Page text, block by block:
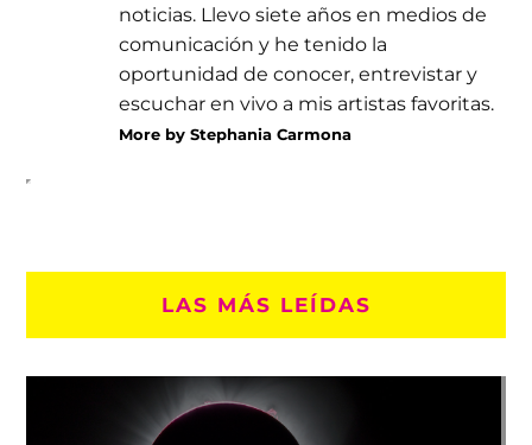
noticias. Llevo siete años en medios de
comunicación y he tenido la
oportunidad de conocer, entrevistar y
escuchar en vivo a mis artistas favoritas.
More by Stephania Carmona
LAS MÁS LEÍDAS